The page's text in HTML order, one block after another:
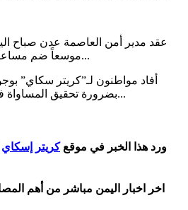
عقد مدير أمن العاصمة عدن صباح
موسعاً ضم مساعدي مدير الأمن ومدراء الإ...
أفاد مواطنون لـ”كريتر سكاي”
بضرورة تحقيق المساواة في خدمة الكهرباء بين منا...
ورد هذا الخبر في موقعكريتر إسكاي
اخر اخبار اليمن مباشر من أهم